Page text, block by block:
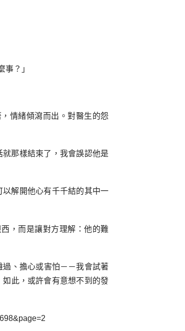
？」
情緒傾瀉而出。對醫生的怨
那樣結束了，我會誤認他是
解開他心有千千結的其中一
，而是讓對方理解：他的難
、擔心或害怕－－我會試著
此，或許會有意想不到的發